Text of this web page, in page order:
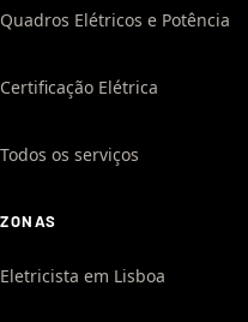
Quadros Elétricos e Potência
Certificação Elétrica
Todos os serviços
ZONAS
Eletricista em Lisboa